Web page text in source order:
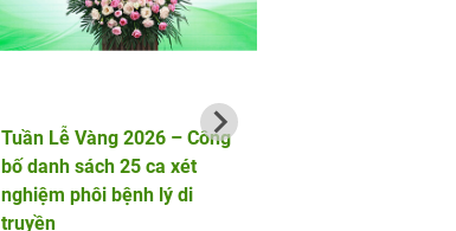
Tuần Lễ Vàng 2026 – Công
bố danh sách 25 ca xét
nghiệm phôi bệnh lý di
truyền